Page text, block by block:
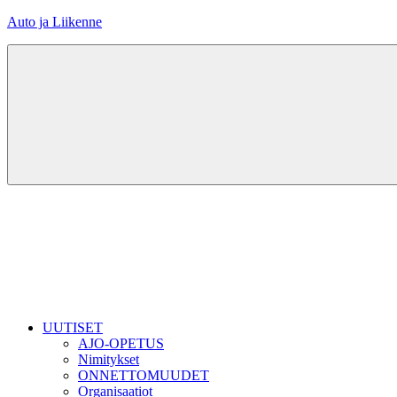
Skip
Auto ja Liikenne
UUTISET
AJO-OPETUS
Nimitykset
ONNETTOMUUDET
Organisaatiot